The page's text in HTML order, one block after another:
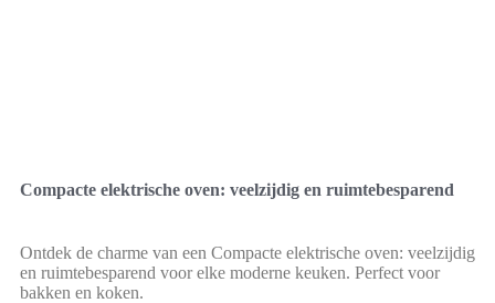
Compacte elektrische oven: veelzijdig en ruimtebesparend
Ontdek de charme van een Compacte elektrische oven: veelzijdig
en ruimtebesparend voor elke moderne keuken. Perfect voor
bakken en koken.